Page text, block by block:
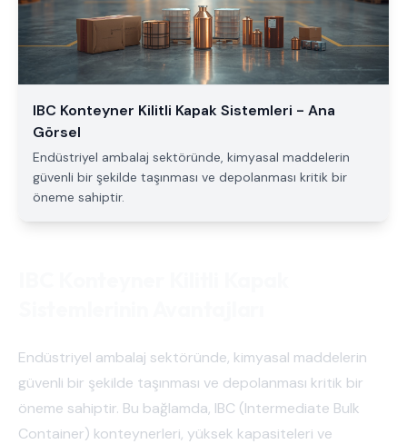
IBC Konteyner Kilitli Kapak Sistemleri - Ana
Görsel
Endüstriyel ambalaj sektöründe, kimyasal maddelerin
güvenli bir şekilde taşınması ve depolanması kritik bir
öneme sahiptir.
Endüstriyel ambalaj sektöründe, kimyasal maddelerin
güvenli bir şekilde taşınması ve depolanması kritik bir
öneme sahiptir. Bu bağlamda, IBC (Intermediate Bulk
Container) konteynerleri, yüksek kapasiteleri ve